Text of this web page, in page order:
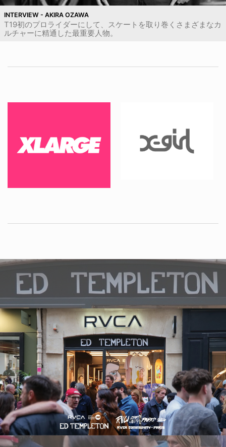
INTERVIEW - AKIRA OZAWA
T19初のプロライダーにして、スケートを取り巻くさまざまなカ
ルチャーに精通した最重要人物。